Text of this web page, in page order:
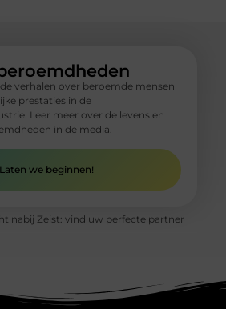
verhalen over beroemde mensen
prestaties in de
Leer meer over de levens en
in de media.
Laten we beginnen!
nabij Zeist: vind uw perfecte partner